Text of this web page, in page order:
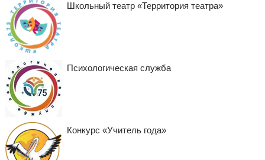
Школьный театр «Территория театра»
Психологическая служба
Конкурс «Учитель года»